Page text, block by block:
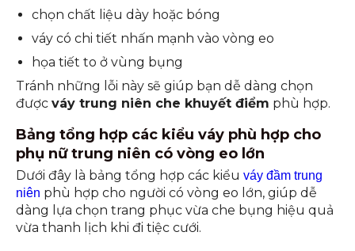
chọn chất liệu dày hoặc bóng
váy có chi tiết nhấn mạnh vào vòng eo
họa tiết to ở vùng bụng
Tránh những lỗi này sẽ giúp bạn dễ dàng chọn
được váy trung niên che khuyết điểm phù hợp.
Bảng tổng hợp các kiểu váy phù hợp cho
phụ nữ trung niên có vòng eo lớn
Dưới đây là bảng tổng hợp các kiểu váy đầm trung
niên phù hợp cho người có vòng eo lớn, giúp dễ
dàng lựa chọn trang phục vừa che bụng hiệu quả
vừa thanh lịch khi đi tiệc cưới.